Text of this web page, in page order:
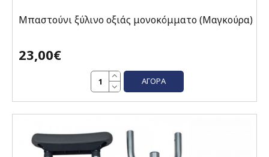
Μπαστούνι ξύλινο οξιάς μονοκόμματο (Μαγκούρα)
23,00€
ΑΓΟΡΆ